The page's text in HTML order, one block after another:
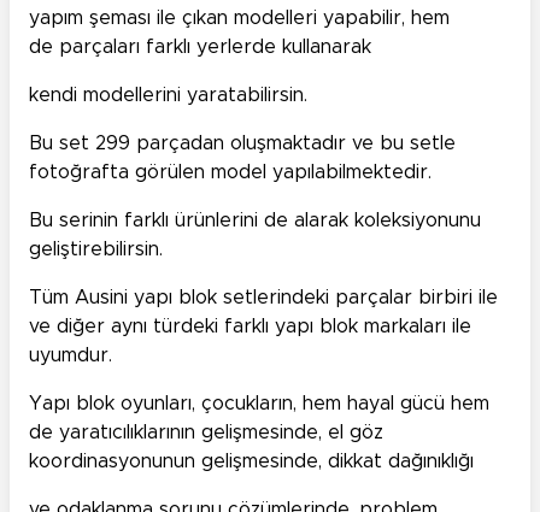
yapım şeması ile çıkan modelleri yapabilir, hem
de parçaları farklı yerlerde kullanarak
kendi modellerini yaratabilirsin.
Bu set 299 parçadan oluşmaktadır ve bu setle
fotoğrafta görülen model yapılabilmektedir.
Bu serinin farklı ürünlerini de alarak koleksiyonunu
geliştirebilirsin.
Tüm Ausini yapı blok setlerindeki parçalar birbiri ile
ve diğer aynı türdeki farklı yapı blok markaları ile
uyumdur.
Yapı blok oyunları, çocukların, hem hayal gücü hem
de yaratıcılıklarının gelişmesinde, el göz
koordinasyonunun gelişmesinde, dikkat dağınıklığı